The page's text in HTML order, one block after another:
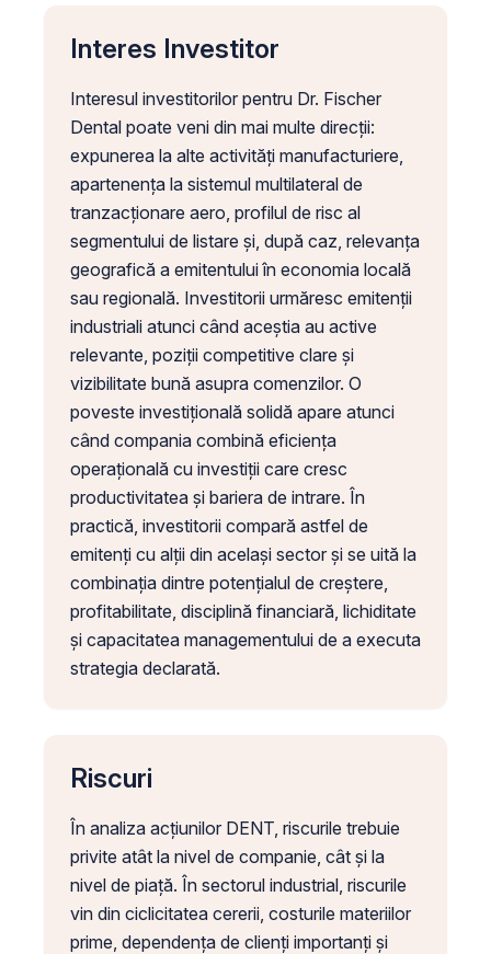
Interes Investitor
Interesul investitorilor pentru Dr. Fischer
Dental poate veni din mai multe direcții:
expunerea la alte activități manufacturiere,
apartenența la sistemul multilateral de
tranzacționare aero, profilul de risc al
segmentului de listare și, după caz, relevanța
geografică a emitentului în economia locală
sau regională. Investitorii urmăresc emitenții
industriali atunci când aceștia au active
relevante, poziții competitive clare și
vizibilitate bună asupra comenzilor. O
poveste investițională solidă apare atunci
când compania combină eficiența
operațională cu investiții care cresc
productivitatea și bariera de intrare. În
practică, investitorii compară astfel de
emitenți cu alții din același sector și se uită la
combinația dintre potențialul de creștere,
profitabilitate, disciplină financiară, lichiditate
și capacitatea managementului de a executa
strategia declarată.
Riscuri
În analiza acțiunilor DENT, riscurile trebuie
privite atât la nivel de companie, cât și la
nivel de piață. În sectorul industrial, riscurile
vin din ciclicitatea cererii, costurile materiilor
prime, dependența de clienți importanți și